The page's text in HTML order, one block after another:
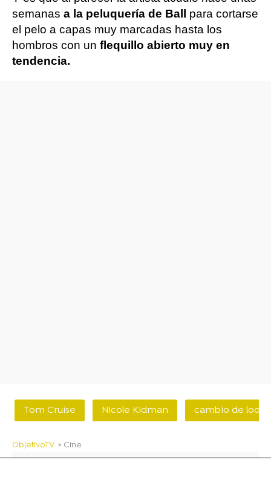
semanas a la peluquería de Ball para cortarse
el pelo a capas muy marcadas hasta los
hombros con un flequillo abierto muy en
tendencia.
Tom Cruise Nicole Kidman cambio de look
ObjetivoTV » Cine